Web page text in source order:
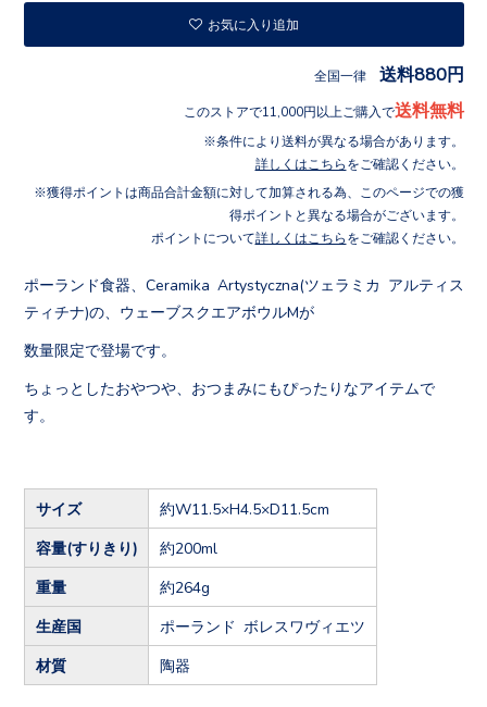
お気に入り追加
全国一律 送料880円
このストアで11,000円以上ご購入で送料無料
条件により送料が異なる場合があります。
詳しくはこちら をご確認ください。
獲得ポイントは商品合計金額に対して加算される為、このページでの獲
得ポイントと異なる場合がございます。
ポイントについて詳しくはこちら をご確認ください。
ポーランド食器、Ceramika Artystyczna(ツェラミカ アルティス
ティチナ)の、ウェーブスクエアボウルMが
数量限定で登場です。
ちょっとしたおやつや、おつまみにもぴったりなアイテムで
す。
サイズ 約W11.5×H4.5×D11.5cm
容量(すりきり) 約200ml
重量 約264g
生産国 ポーランド ボレスワヴィエツ
材質 陶器